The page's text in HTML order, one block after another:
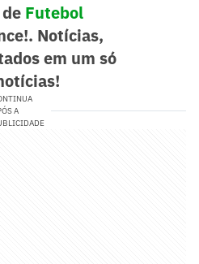
Futebol
Notícias,
em um só
A